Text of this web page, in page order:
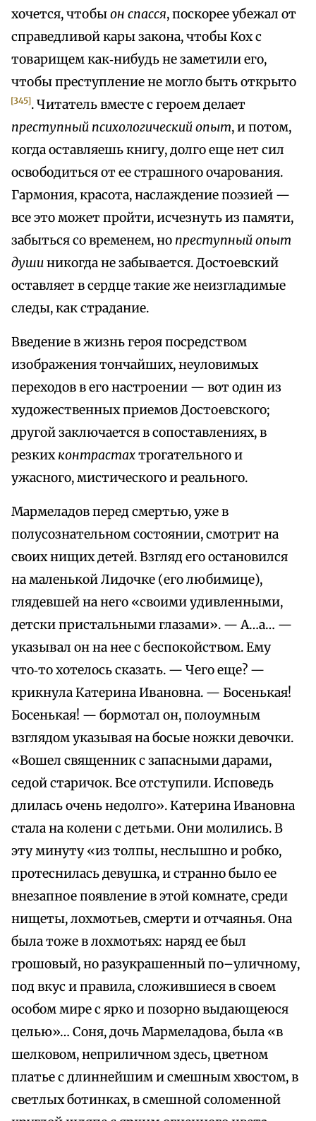
хочется, чтобыон спасся, поскорее убежал от
справедливой кары закона, чтобы Кох с
товарищем как‑нибудь не заметили его,
чтобы преступление не могло быть открыто
[345]. Читатель вместе с героем делает
преступный психологический опыт, и потом,
когда оставляешь книгу, долго еще нет сил
освободиться от ее страшного очарования.
Гармония, красота, наслаждение поэзией —
все это может пройти, исчезнуть из памяти,
забыться со временем, но преступный опыт
душиникогда не забывается. Достоевский
оставляет в сердце такие же неизгладимые
следы, как страдание.
Введение в жизнь героя посредством
изображения тончайших, неуловимых
переходов в его настроении — вот один из
художественных приемов Достоевского;
другой заключается в сопоставлениях, в
резкихконтрастахтрогательного и
ужасного, мистического и реального.
Мармеладов перед смертью, уже в
полусознательном состоянии, смотрит на
своих нищих детей. Взгляд его остановился
на маленькой Лидочке (его любимице),
глядевшей на него «своими удивленными,
детски пристальными глазами». — А…а… —
указывал он на нее с беспокойством. Ему
что‑то хотелось сказать. — Чего еще? —
крикнула Катерина Ивановна. — Босенькая!
Босенькая! — бормотал он, полоумным
взглядом указывая на босые ножки девочки.
«Вошел священник с запасными дарами,
седой старичок. Все отступили. Исповедь
длилась очень недолго». Катерина Ивановна
стала на колени с детьми. Они молились. В
эту минуту «из толпы, неслышно и робко,
протеснилась девушка, и странно было ее
внезапное появление в этой комнате, среди
нищеты, лохмотьев, смерти и отчаянья. Она
была тоже в лохмотьях: наряд ее был
грошовый, но разукрашенный по–уличному,
под вкус и правила, сложившиеся в своем
особом мире с ярко и позорно выдающеюся
целью»… Соня, дочь Мармеладова, была «в
шелковом, неприличном здесь, цветном
платье с длиннейшим и смешным хвостом, в
светлых ботинках, в смешной соломенной